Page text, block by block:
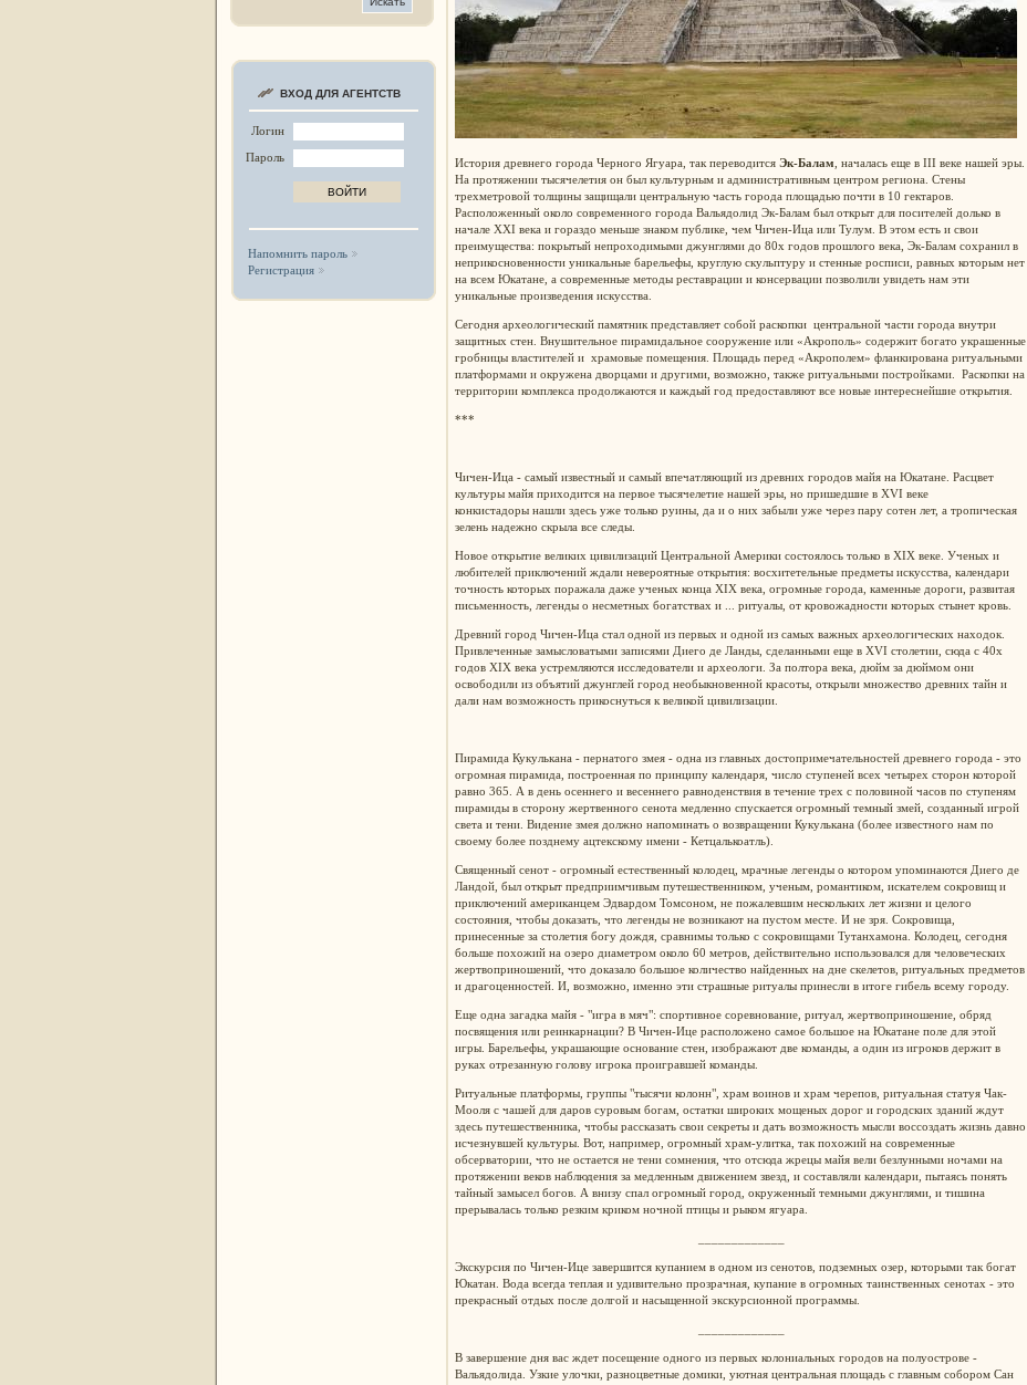
ВХОД ДЛЯ АГЕНТСТВ
Логин
Пароль
Напомнить пароль
Регистрация
История древнего города Черного Ягуара, так переводитсяЭк-Балам , началась еще в III веке нашей эры.
На протяжении тысячелетия он был культурным и административным центром региона. Стены
трехметровой толщины защищали центральную часть города площадью почти в 10 гектаров.
Расположенный около современного города Вальядолид Эк-Балам был открыт для посителей долько в
начале XXI века и гораздо меньше знаком публике, чем Чичен-Ица или Тулум. В этом есть и свои
преимущества: покрытый непроходимыми джунглями до 80х годов прошлого века, Эк-Балам сохранил в
неприкосновенности уникальные барельефы, круглую скульптуру и стенные росписи, равных которым нет
на всем Юкатане, а современные методы реставрации и консервации позволили увидеть нам эти
уникальные произведения искусства.
Сегодня археологический памятник представляет собой раскопки центральной части города внутри
защитных стен. Внушительное пирамидальное сооружение или «Акрополь» содержит богато украшенные
гробницы властителей и храмовые помещения. Площадь перед «Акрополем» фланкирована ритуальными
платформами и окружена дворцами и другими, возможно, также ритуальными постройками. Раскопки на
территории комплекса продолжаются и каждый год предоставляют все новые интереснейшие открытия.
***
Чичен-Ица - самый известный и самый впечатляющий из древних городов майя на Юкатане. Расцвет
культуры майя приходится на первое тысячелетие нашей эры, но пришедшие в XVI веке
конкистадоры нашли здесь уже только руины, да и о них забыли уже через пару сотен лет, а тропическая
зелень надежно скрыла все следы.
Новое открытие великих цивилизаций Центральной Америки состоялось только в XIX веке. Ученых и
любителей приключений ждали невероятные открытия: восхитетельные предметы искусства, календари
точность которых поражала даже ученых конца XIX века, огромные города, каменные дороги, развитая
письменность, легенды о несметных богатствах и ... ритуалы, от кровожадности которых стынет кровь.
Древний город Чичен-Ица стал одной из первых и одной из самых важных археологических находок.
Привлеченные замысловатыми записями Диего де Ланды, сделанными еще в XVI столетии, сюда с 40х
годов XIX века устремляются исследователи и археологи. За полтора века, дюйм за дюймом они
освободили из объятий джунглей город необыкновенной красоты, открыли множество древних тайн и
дали нам возможность прикоснуться к великой цивилизации.
Пирамида Кукулькана - пернатого змея - одна из главных достопримечательностей древнего города - это
огромная пирамида, построенная по принципу календаря, число ступеней всех четырех сторон которой
равно 365. А в день осеннего и весеннего равноденствия в течение трех с половиной часов по ступеням
пирамиды в сторону жертвенного сенота медленно спускается огромный темный змей, созданный игрой
света и тени. Видение змея должно напоминать о возвращении Кукулькана (более известного нам по
своему более позднему ацтекскому имени - Кетцалькоатль).
Священный сенот - огромный естественный колодец, мрачные легенды о котором упоминаются Диего де
Ландой, был открыт предприимчивым путешественником, ученым, романтиком, искателем сокровищ и
приключений американцем Эдвардом Томсоном, не пожалевшим нескольких лет жизни и целого
состояния, чтобы доказать, что легенды не возникают на пустом месте. И не зря. Сокровища,
принесенные за столетия богу дождя, сравнимы только с сокровищами Тутанхамона. Колодец, сегодня
больше похожий на озеро диаметром около 60 метров, действительно использовался для человеческих
жертвоприношений, что доказало большое количество найденных на дне скелетов, ритуальных предметов
и драгоценностей. И, возможно, именно эти страшные ритуалы принесли в итоге гибель всему городу.
Еще одна загадка майя - "игра в мяч": спортивное соревнование, ритуал, жертвоприношение, обряд
посвящения или реинкарнации? В Чичен-Ице расположено самое большое на Юкатане поле для этой
игры. Барельефы, украшающие основание стен, изображают две команды, а один из игроков держит в
руках отрезанную голову игрока проигравшей команды.
Ритуальные платформы, группы "тысячи колонн", храм воинов и храм черепов, ритуальная статуя Чак-
Мооля с чашей для даров суровым богам, остатки широких мощеных дорог и городских зданий ждут
здесь путешественника, чтобы рассказать свои секреты и дать возможность мысли воссоздать жизнь давно
исчезнувшей культуры. Вот, например, огромный храм-улитка, так похожий на современные
обсерватории, что не остается не тени сомнения, что отсюда жрецы майя вели безлунными ночами на
протяжении веков наблюдения за медленным движением звезд, и составляли календари, пытаясь понять
тайный замысел богов. А внизу спал огромный город, окруженный темными джунглями, и тишина
прерывалась только резким криком ночной птицы и рыком ягуара.
Экскурсия по Чичен-Ице завершится купанием в одном из сенотов, подземных озер, которыми так богат
Юкатан. Вода всегда теплая и удивительно прозрачная, купание в огромных таинственных сенотах - это
прекрасный отдых после долгой и насыщенной экскурсионной программы.
В завершение дня вас ждет посещение одного из первых колониальных городов на полуострове -
Вальядолида. Узкие улочки, разноцветные домики, уютная центральная площадь с главным собором Сан